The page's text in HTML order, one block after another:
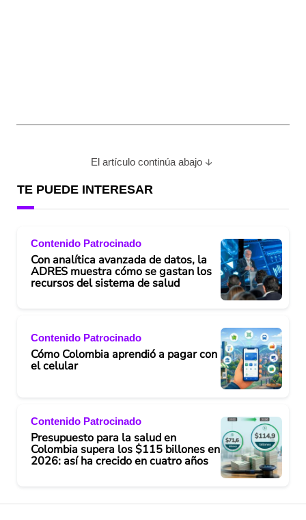
El artículo continúa abajo
TE PUEDE INTERESAR
Contenido Patrocinado
Con analítica avanzada de datos, la
ADRES muestra cómo se gastan los
recursos del sistema de salud
Contenido Patrocinado
Cómo Colombia aprendió a pagar con
el celular
Contenido Patrocinado
Presupuesto para la salud en
Colombia supera los $115 billones en
2026: así ha crecido en cuatro años